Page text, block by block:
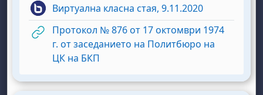
Виртуална класна стая, 9.11.2020
Протокол № 876 от 17 октомври 1974
г. от заседанието на Политбюро на
ЦК на БКП